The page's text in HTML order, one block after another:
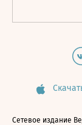
Сетевое издание